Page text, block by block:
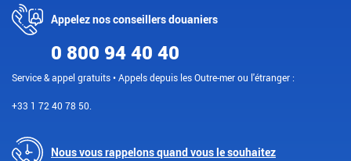
Appelez nos conseillers douaniers
0 800 94 40 40
Service & appel gratuits • Appels depuis les Outre-mer ou l'étranger :
+33 1 72 40 78 50.
Nous vous rappelons quand vous le souhaitez